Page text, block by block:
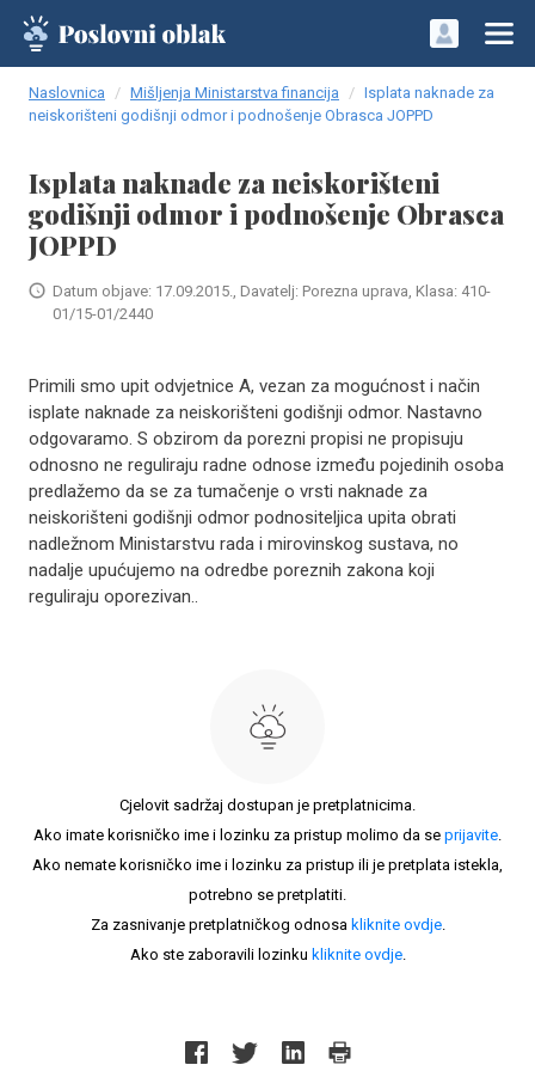
Naslovnica Mišljenja Ministarstva financija
Isplata naknade za
neiskorišteni godišnji odmor i podnošenje Obrasca JOPPD
Isplata naknade za neiskorišteni
godišnji odmor i podnošenje Obrasca
JOPPD
Datum objave: 17.09.2015., Davatelj: Porezna uprava, Klasa: 410-
01/15-01/2440
Primili smo upit odvjetnice A, vezan za mogućnost i način
isplate naknade za neiskorišteni godišnji odmor. Nastavno
odgovaramo. S obzirom da porezni propisi ne propisuju
odnosno ne reguliraju radne odnose između pojedinih osoba
predlažemo da se za tumačenje o vrsti naknade za
neiskorišteni godišnji odmor podnositeljica upita obrati
nadležnom Ministarstvu rada i mirovinskog sustava, no
nadalje upućujemo na odredbe poreznih zakona koji
reguliraju oporezivan..
Cjelovit sadržaj dostupan je pretplatnicima.
Ako imate korisničko ime i lozinku za pristup molimo da se prijavite.
Ako nemate korisničko ime i lozinku za pristup ili je pretplata istekla,
potrebno se pretplatiti.
Za zasnivanje pretplatničkog odnosa kliknite ovdje.
Ako ste zaboravili lozinku kliknite ovdje.